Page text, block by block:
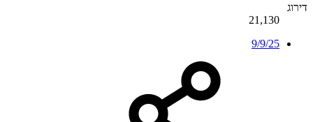
דירוג
21,130
9/9/25